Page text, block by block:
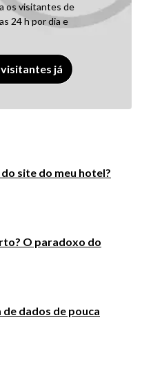
os visitantes de
24 h por dia e
já
site do meu hotel?
O paradoxo do
dados de pouca